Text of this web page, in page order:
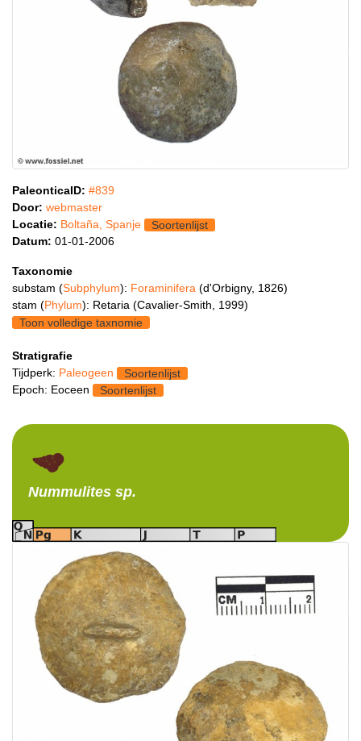
PaleonticaID: #839
Door: webmaster
Locatie: Boltaña, Spanje
Soortenlijst
Datum: 01-01-2006
Taxonomie
substam (Subphylum): Foraminifera (d'Orbigny, 1826)
stam (Phylum): Retaria (Cavalier-Smith, 1999)
Toon volledige taxnomie
Stratigrafie
Tijdperk: Paleogeen
Soortenlijst
Epoch: Eoceen
Soortenlijst
Nummulites sp.